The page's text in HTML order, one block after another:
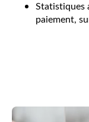
Statistiques
paiement,